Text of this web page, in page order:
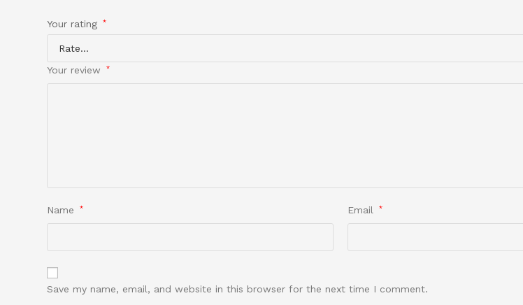
Your rating *
Your review *
Name * Email *
Save my name, email, and website in this browser for the next time I comment.